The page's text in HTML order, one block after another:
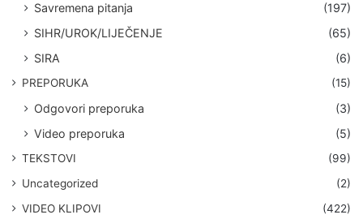
Savremena pitanja
(197)
SIHR/UROK/LIJEČENJE
(65)
SIRA
(6)
PREPORUKA (15)
Odgovori preporuka
(3)
Video preporuka
(5)
TEKSTOVI
(99)
Uncategorized
(2)
VIDEO KLIPOVI
(422)